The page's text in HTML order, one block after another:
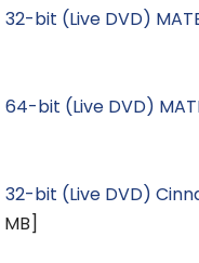
32-bit (Live DVD)
64-bit (Live DVD)
32-bit (Live DVD)